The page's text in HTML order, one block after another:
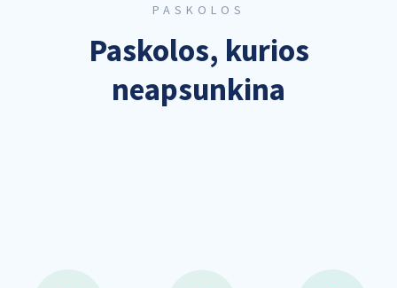
PASKOLOS
Paskolos, kurios
neapsunkina